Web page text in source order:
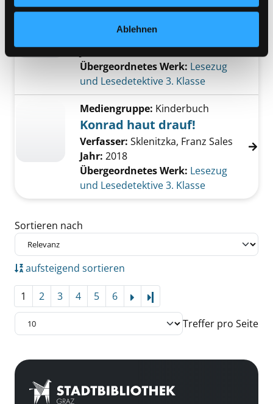
Ablehnen
Mediengruppe:Kinderbuch
Verfasser:Sklenitzka, Franz Sales
Jahr:2008
Übergeordnetes Werk: Lesezug
und Lesedetektive 3. Klasse
Mediengruppe: Kinderbuch
Konrad haut drauf!
Verfasser: Sklenitzka, Franz Sales
Jahr: 2018
Übergeordnetes Werk: Lesezug
und Lesedetektive 3. Klasse
Zu den Suchfiltern springen
Sortieren nach
aufsteigend sortieren
1 2 3 4 5 6
Treffer pro Seite